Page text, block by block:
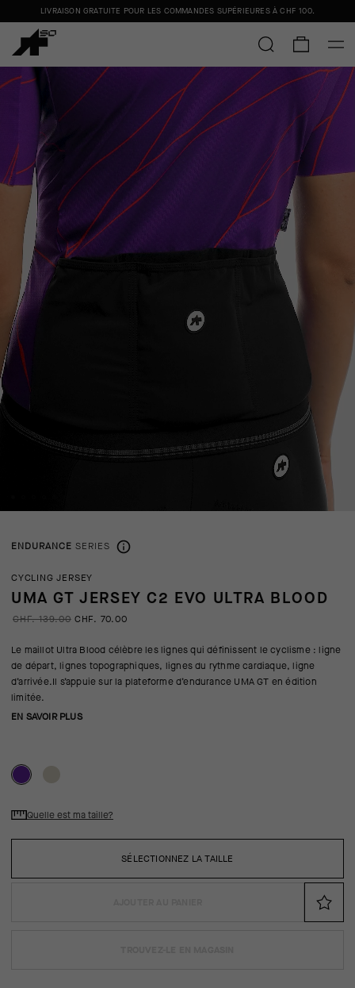
LIVRAISON GRATUITE POUR LES COMMANDES SUPÉRIEURES À CHF 100.
ENDURANCE SERIES
CYCLING JERSEY
UMA GT JERSEY C2 EVO ULTRA BLOOD
CHF. 139.00 CHF. 70.00
Le maillot Ultra Blood célèbre les lignes qui définissent le cyclisme : ligne
de départ, lignes topographiques, lignes du rythme cardiaque, ligne
d’arrivée.Il s’appuie sur la plateforme d’endurance UMA GT en édition
limitée.
EN SAVOIR PLUS
SÉLECTIONNEZ LA TAILLE
Quelle est ma taille?